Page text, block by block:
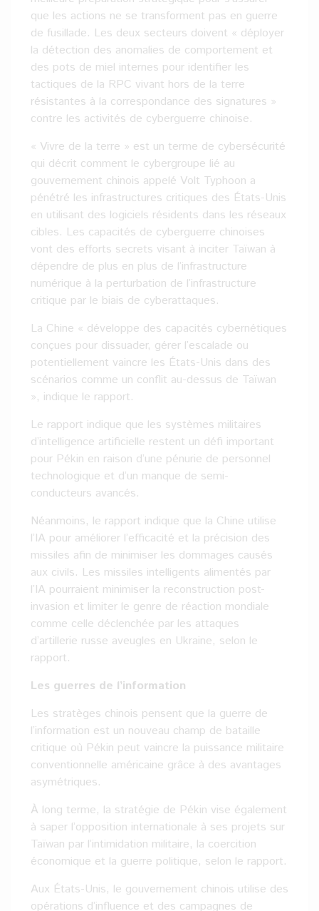
que les actions ne se transforment pas en guerre
de fusillade. Les deux secteurs doivent « déployer
la détection des anomalies de comportement et
des pots de miel internes pour identifier les
tactiques de la RPC vivant hors de la terre
résistantes à la correspondance des signatures »
contre les activités de cyberguerre chinoise.
« Vivre de la terre » est un terme de cybersécurité
qui décrit comment le cybergroupe lié au
gouvernement chinois appelé Volt Typhoon a
pénétré les infrastructures critiques des États-Unis
en utilisant des logiciels résidents dans les réseaux
cibles. Les capacités de cyberguerre chinoises
vont des efforts secrets visant à inciter Taïwan à
dépendre de plus en plus de l’infrastructure
numérique à la perturbation de l’infrastructure
critique par le biais de cyberattaques.
La Chine « développe des capacités cybernétiques
conçues pour dissuader, gérer l’escalade ou
potentiellement vaincre les États-Unis dans des
scénarios comme un conflit au-dessus de Taïwan
», indique le rapport.
Le rapport indique que les systèmes militaires
d’intelligence artificielle restent un défi important
pour Pékin en raison d’une pénurie de personnel
technologique et d’un manque de semi-
conducteurs avancés.
Néanmoins, le rapport indique que la Chine utilise
l’IA pour améliorer l’efficacité et la précision des
missiles afin de minimiser les dommages causés
aux civils. Les missiles intelligents alimentés par
l’IA pourraient minimiser la reconstruction post-
invasion et limiter le genre de réaction mondiale
comme celle déclenchée par les attaques
d’artillerie russe aveugles en Ukraine, selon le
rapport.
Les guerres de l’information
Les stratèges chinois pensent que la guerre de
l’information est un nouveau champ de bataille
critique où Pékin peut vaincre la puissance militaire
conventionnelle américaine grâce à des avantages
asymétriques.
À long terme, la stratégie de Pékin vise également
à saper l’opposition internationale à ses projets sur
Taïwan par l’intimidation militaire, la coercition
économique et la guerre politique, selon le rapport.
Aux États-Unis, le gouvernement chinois utilise des
opérations d’influence et des campagnes de